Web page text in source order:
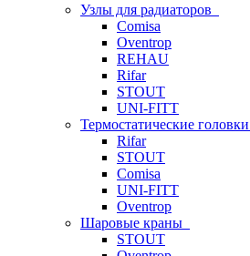
Узлы для радиаторов
Comisa
Oventrop
REHAU
Rifar
STOUT
UNI-FITT
Термостатические головки
Rifar
STOUT
Comisa
UNI-FITT
Oventrop
Шаровые краны
STOUT